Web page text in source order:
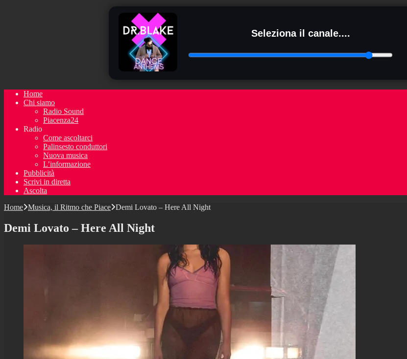
Seleziona il canale....
Home
Chi siamo
Radio Sound
Piacenza24
Radio
Come ascoltarci
Palinsesto conduttori
Nuova musica
L’informazione
Pubblicità
Scrivi in diretta
Ascolta
Home Musica, il Ritmo che Piace Demi Lovato – Here All Night
Demi Lovato – Here All Night